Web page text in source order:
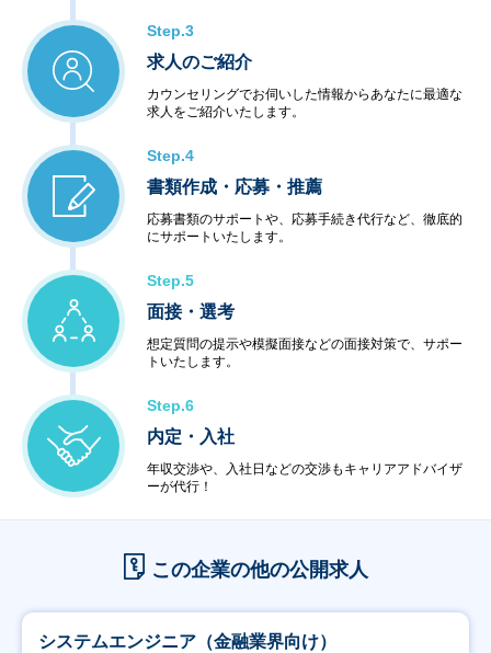
Step.3
求人のご紹介
カウンセリングでお伺いした情報からあなたに最適な
求人をご紹介いたします。
Step.4
書類作成・応募・推薦
応募書類のサポートや、応募手続き代行など、徹底的
にサポートいたします。
Step.5
面接・選考
想定質問の提示や模擬面接などの面接対策で、サポー
トいたします。
Step.6
内定・入社
年収交渉や、入社日などの交渉もキャリアアドバイザ
ーが代行！
この企業の他の公開求人
システムエンジニア（金融業界向け）